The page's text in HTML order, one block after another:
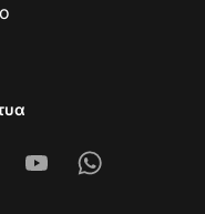
YoutubeWhatsapp